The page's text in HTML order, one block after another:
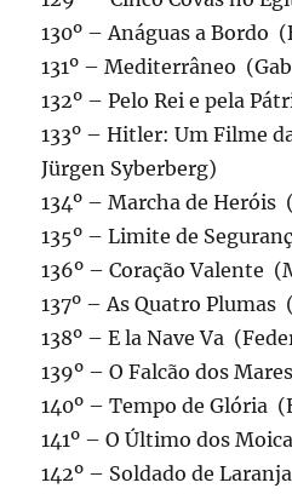
130º – Anáguas a Bordo
131º – Mediterrâneo
132º – Pelo Rei e pela
133º – Hitler: Um Filme
Jürgen Syberberg)
134º – Marcha de Heróis
135º – Limite de
136º – Coração Valente
137º – As Quatro
138º – E la Nave Va
139º – O Falcão dos
140º – Tempo de Glória
141º – O Último dos
142º – Soldado de